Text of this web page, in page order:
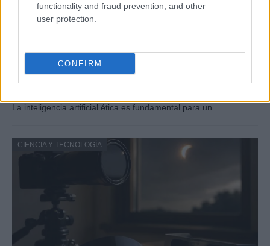
functionality and fraud prevention, and other
user protection.
CONFIRM
Ética en IA: marcos, riesgos y
mitigaciones aplicadas
La inteligencia artificial ética es fundamental para un…
CIENCIA Y TECNOLOGÍA